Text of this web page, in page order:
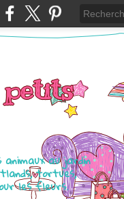
petits
au jardin
tortues,
les fleurs.